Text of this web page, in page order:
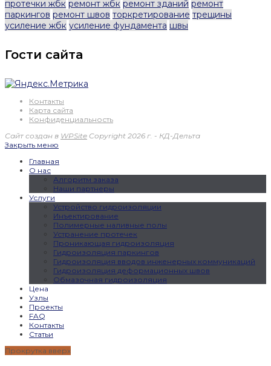
протечки жбк ремонт жбк ремонт зданий ремонт
паркингов ремонт швов торкретирование трещины
усиление жбк усиление фундамента швы
Гости сайта
Контакты
Карта сайта
Конфиденциальность
Сайт создан в WPSite Copyright 2026 г. - КД-Дельта
Закрыть меню
Главная
О нас
Алгоритм заказа
Наши партнеры
Услуги
Устройство гидроизоляции
Инъектирование
Полимерные наливные полы
Устранение протечек
Проникающая гидроизоляция
Гидроизоляция паркингов
Гидроизоляция вводов инженерных коммуникаций
Гидроизоляция деформационных швов
Обмазочная гидроизоляция
Цена
Узлы
Проекты
FAQ
Контакты
Статьи
Прокрутка вверх